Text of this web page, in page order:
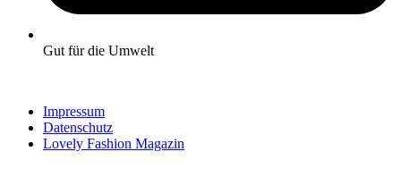
Gut für die Umwelt
Impressum
Datenschutz
Lovely Fashion Magazin